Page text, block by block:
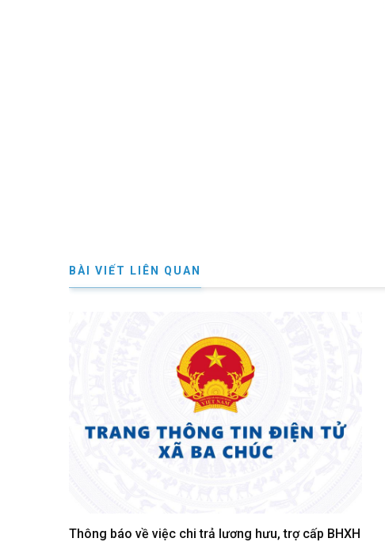
BÀI VIẾT LIÊN QUAN
Thông báo về việc chi trả lương hưu, trợ cấp BHXH